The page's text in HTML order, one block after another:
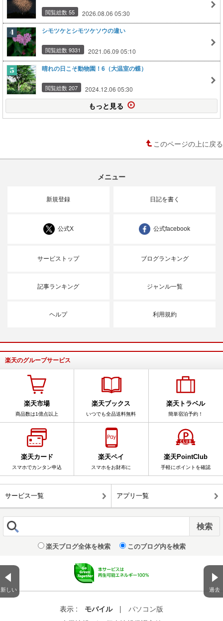
新しい 過去
閲覧総数 55 2026.08.06 05:30
シモツケとシモツケソウの違い
閲覧総数 9331 2021.06.09 05:10
晴れの日こそ動物園！6（大温室の蝶）
閲覧総数 207 2024.12.06 05:30
もっと見る
このページの上に戻る
メニュー
新規登録 日記を書く
公式X 公式facebook
サービストップ ブログランキング
記事ランキング ジャンル一覧
ヘルプ 利用規約
楽天のグループサービス
楽天市場
商品数は1億点以上
楽天ブックス
いつでも全品送料無料
楽天トラベル
簡単宿泊予約！
楽天カード
スマホでカンタン申込
楽天ペイ
スマホをお財布に
楽天PointClub
手軽にポイントを確認
サービス一覧 アプリ一覧
楽天ブログ全体を検索 このブログ内を検索
表示 : モバイル |
パソコン版